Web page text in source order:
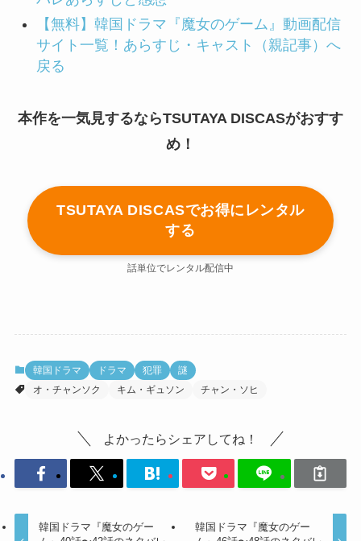
【無料】韓国ドラマ『魔女のゲーム』動画配信
サイト一覧！あらすじ・キャスト（親記事）へ
戻る
本作を一気見するならTSUTAYA DISCASがおすす
め！
TSUTAYA DISCASでお得にレンタル
する
話単位でレンタル配信中
韓国ドラマ ドラマ 犯罪
謎
オ・チャンソク
キム・ギュソン チャン・ソヒ
よかったらシェアしてね！
韓国ドラマ『魔女のゲー
韓国ドラマ『魔女のゲー